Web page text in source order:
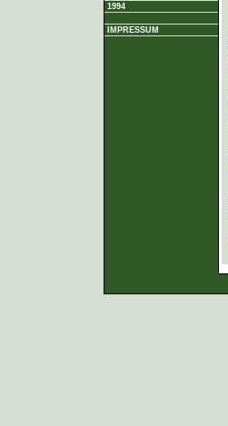
1994
IMPRESSUM